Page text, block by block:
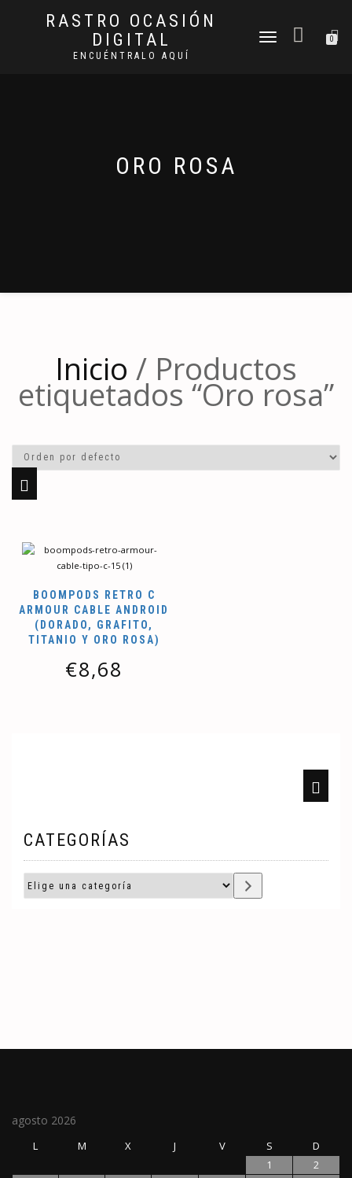
RASTRO OCASIÓN
DIGITAL
ENCUÉNTRALO AQUÍ
CAMBIAR
0
ORO ROSA
Inicio / Productos
etiquetados “Oro rosa”
BOOMPODS RETRO C
ARMOUR CABLE ANDROID
(DORADO, GRAFITO,
TITANIO Y ORO ROSA)
€8,68
CATEGORÍAS
agosto 2026
L M X J V S
D
1
2